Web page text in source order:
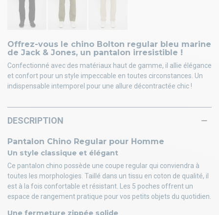
Offrez-vous le chino Bolton regular bleu marine
de Jack & Jones, un pantalon irresistible !
Confectionné avec des matériaux haut de gamme, il allie élégance
et confort pour un style impeccable en toutes circonstances. Un
indispensable intemporel pour une allure décontractée chic !
DESCRIPTION
Pantalon Chino Regular pour Homme
Un style classique et élégant
Ce pantalon chino possède une coupe regular qui conviendra à
toutes les morphologies. Taillé dans un tissu en coton de qualité, il
est à la fois confortable et résistant. Les 5 poches offrent un
espace de rangement pratique pour vos petits objets du quotidien.